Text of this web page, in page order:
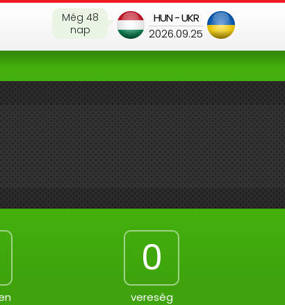
HUN - UKR
2026.09.25
Még 48
nap
0
vereség